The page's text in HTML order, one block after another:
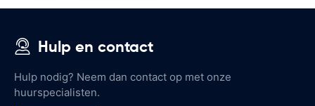
Hulp en contact
Hulp nodig? Neem dan contact op met onze
huurspecialisten.